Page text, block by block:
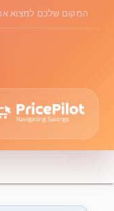
המקום שלכם למצוא